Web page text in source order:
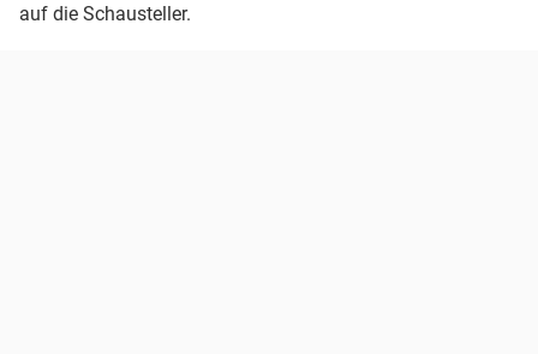
auf die Schausteller.